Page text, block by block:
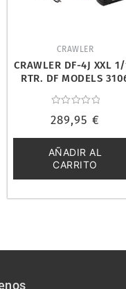
CRAWLER
CRAWLER DF-4J XXL
RTR. DF MODELS
con
de
5
289,95€
AÑADIR AL
CARRITO